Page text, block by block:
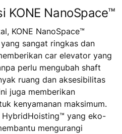
KONE NanoSpace™
KONE NanoSpace™
sangat ringkas dan
car elevator yang
perlu mengubah shaft
ruang dan aksesibilitas
juga memberikan
kenyamanan maksimum.
HybridHoisting™ yang eko-
mengurangi